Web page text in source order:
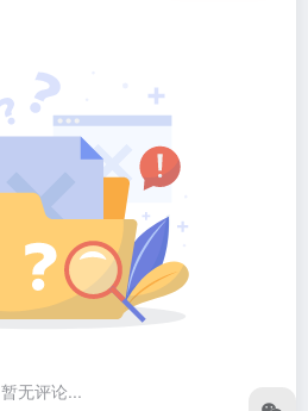
暂无评论...